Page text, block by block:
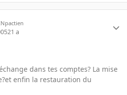
21 a
dans tes comptes? La mise
enfin la restauration du